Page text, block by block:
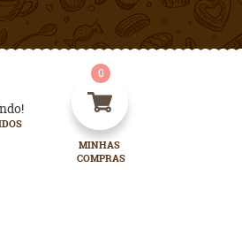
MINHAS
COMPRAS
0